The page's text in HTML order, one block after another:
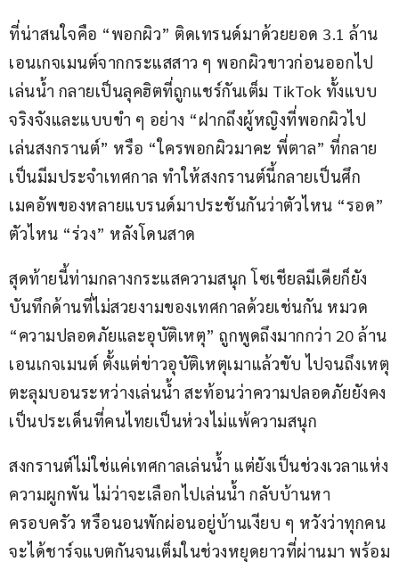
ที่น่าสนใจคือ “พอกผิว” ติดเทรนด์มาด้วยยอด 3.1 ล้าน
เอนเกจเมนต์จากกระแสสาว ๆ พอกผิวขาวก่อนออกไป
เล่นน้ำ กลายเป็นลุคฮิตที่ถูกแชร์กันเต็ม TikTok ทั้งแบบ
จริงจังและแบบขำ ๆ อย่าง “ฝากถึงผู้หญิงที่พอกผิวไป
เล่นสงกรานต์” หรือ “ใครพอกผิวมาคะ พี่ตาล” ที่กลาย
เป็นมีมประจำเทศกาล ทำให้สงกรานต์นี้กลายเป็นศึก
เมคอัพของหลายแบรนด์มาประชันกันว่าตัวไหน “รอด”
ตัวไหน “ร่วง” หลังโดนสาด
สุดท้ายนี้ท่ามกลางกระแสความสนุก โซเชียลมีเดียก็ยัง
บันทึกด้านที่ไม่สวยงามของเทศกาลด้วยเช่นกัน หมวด
“ความปลอดภัยและอุบัติเหตุ” ถูกพูดถึงมากกว่า 20 ล้าน
เอนเกจเมนต์ ตั้งแต่ข่าวอุบัติเหตุเมาแล้วขับ ไปจนถึงเหตุ
ตะลุมบอนระหว่างเล่นน้ำ สะท้อนว่าความปลอดภัยยังคง
เป็นประเด็นที่คนไทยเป็นห่วงไม่แพ้ความสนุก
สงกรานต์ไม่ใช่แค่เทศกาลเล่นน้ำ แต่ยังเป็นช่วงเวลาแห่ง
ความผูกพัน ไม่ว่าจะเลือกไปเล่นน้ำ กลับบ้านหา
ครอบครัว หรือนอนพักผ่อนอยู่บ้านเงียบ ๆ หวังว่าทุกคน
จะได้ชาร์จแบตกันจนเต็มในช่วงหยุดยาวที่ผ่านมา พร้อม